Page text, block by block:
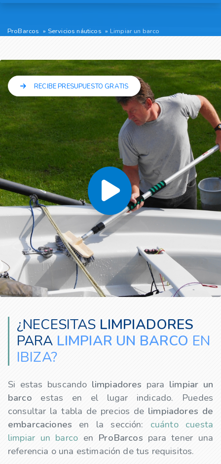
ProBarcos Servicios náuticos Limpiar un barco
RECIBE PRESUPUESTO GRATIS
¿NECESITAS LIMPIADORES
PARA LIMPIAR UN BARCO EN
IBIZA?
Si estas buscando limpiadores para limpiar un
barco estas en el lugar indicado. Puedes
consultar la tabla de precios de limpiadores de
embarcaciones en la sección: cuánto cuesta
limpiar un barco en ProBarcos para tener una
referencia o una estimación de tus requisitos.